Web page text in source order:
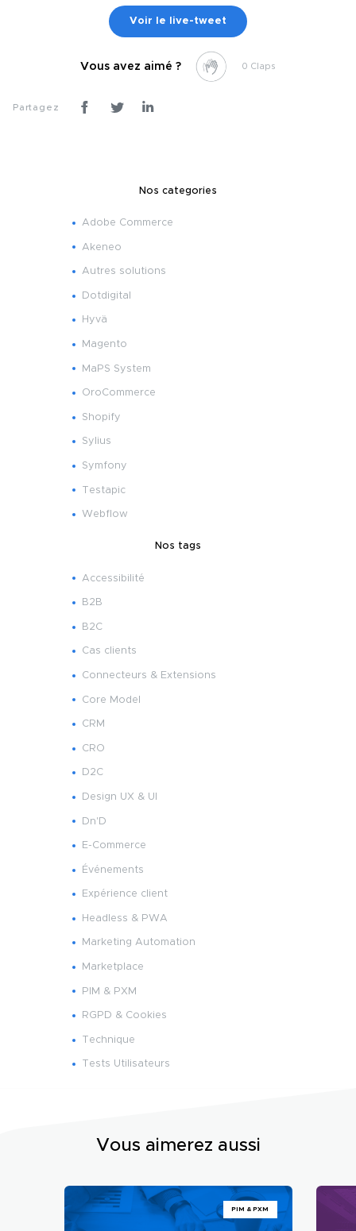
Voir le live-tweet
Vous avez aimé ? 0
Partagez
Nos categories
Adobe Commerce
Akeneo
Autres solutions
Dotdigital
Hyvä
Magento
MaPS System
OroCommerce
Shopify
Sylius
Symfony
Testapic
Webflow
Nos tags
Accessibilité
B2B
B2C
Cas clients
Connecteurs & Extensions
Core Model
CRM
CRO
D2C
Design UX & UI
Dn'D
E-Commerce
Événements
Expérience client
Headless & PWA
Marketing Automation
Marketplace
PIM & PXM
RGPD & Cookies
Technique
Tests Utilisateurs
Vous aimerez aussi
PIM & PXM